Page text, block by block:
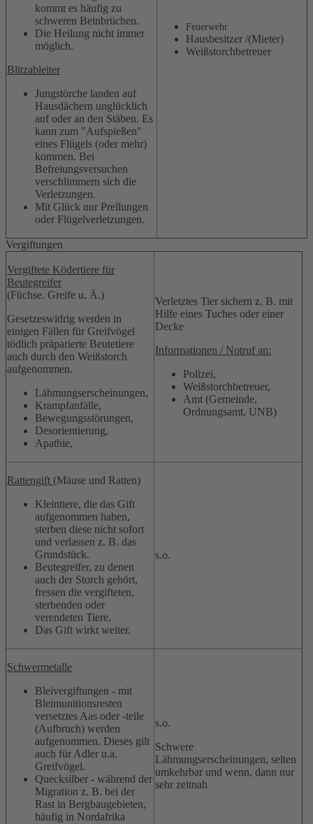
kommt es häufig zu
schweren Beinbrüchen.
Die Heilung nicht immer
möglich.
Blitzableiter
Jungstörche landen auf
Hausdächern unglücklich
auf oder an den Stäben. Es
kann zum "Aufspießen"
eines Flügels (oder mehr)
kommen. Bei
Befreiungsversuchen
verschlimmern sich die
Verletzungen.
Mit Glück nur Prellungen
oder Flügelverletzungen.
Feuerwehr
Hausbesitzer /(Mieter)
Weißstorchbetreuer
Vergiftungen
Vergiftete Ködertiere für
Beutegreifer
(Füchse. Greife u. Ä.)
Gesetzeswidrig werden in
einigen Fällen für Greifvögel
tödlich präparierte Beutetiere
auch durch den Weißstorch
aufgenommen.
Lähmungserscheinungen,
Krampfanfälle,
Bewegungsstörungen,
Desorientierung,
Apathie,
Verletztes Tier sichern z. B. mit
Hilfe eines Tuches oder einer
Decke
Informationen / Notruf an:
Polizei,
Weißstorchbetreuer,
Amt (Gemeinde,
Ordnungsamt, UNB)
Rattengift (Mäuse und Ratten)
Kleintiere, die das Gift
aufgenommen haben,
sterben diese nicht sofort
und verlassen z. B. das
Grundstück.
Beutegreifer, zu denen
auch der Storch gehört,
fressen die vergifteten,
sterbenden oder
verendeten Tiere.
Das Gift wirkt weiter.
s.o.
Schwermetalle
Bleivergiftungen - mit
Bleimunitionsresten
versetztes Aas oder -teile
(Aufbruch) werden
aufgenommen. Dieses gilt
auch für Adler u.a.
Greifvögel.
Quecksilber - während der
Migration z. B. bei der
Rast in Bergbaugebieten,
häufig in Nordafrika
s.o.
Schwere
Lähmungserscheinungen, selten
umkehrbar und wenn, dann nur
sehr zeitnah